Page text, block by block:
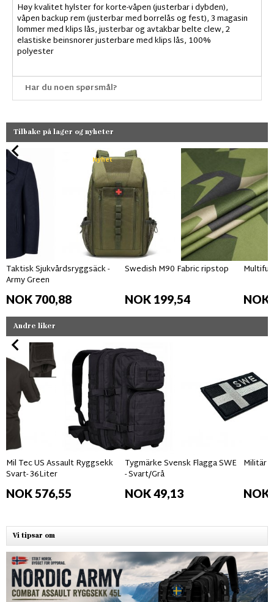
Høy kvalitet hylster for korte-våpen (justerbar i dybden),
våpen backup rem (justerbar med borrelås og fest), 3 magasin
lommer med klips lås, justerbar og avtakbar belte clew, 2
elastiske beinsnorer justerbare med klips lås, 100%
polyester
Har du noen spørsmål?
Tilbake på lager og nyheter
Nyhet
Taktisk Sjukvårdsryggsäck -
Army Green
NOK 700,88
Swedish M90 Fabric ripstop
NOK 199,54 NOK
Andre liker
Mil Tec US Assault Ryggsekk
Svart- 36Liter
NOK 576,55
Tygmärke Svensk Flagga SWE
- Svart/Grå
NOK 49,13
Militär
NOK
Vi tipsar om